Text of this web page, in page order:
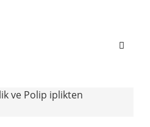
ve Polip iplikten